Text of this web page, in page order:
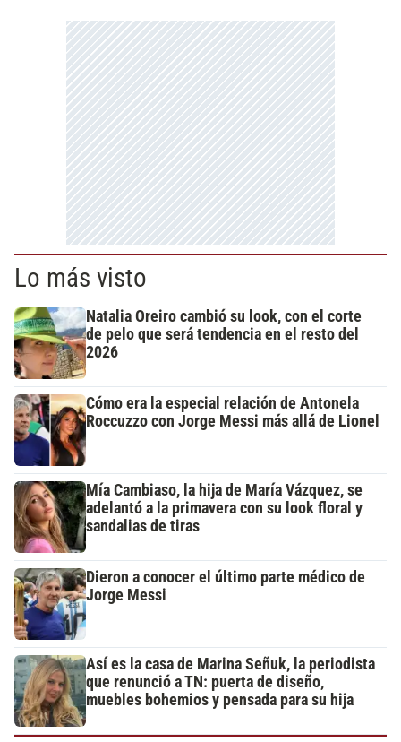
Lo más visto
Natalia Oreiro cambió su look, con el corte
de pelo que será tendencia en el resto del
2026
Cómo era la especial relación de Antonela
Roccuzzo con Jorge Messi más allá de Lionel
Mía Cambiaso, la hija de María Vázquez, se
adelantó a la primavera con su look floral y
sandalias de tiras
Dieron a conocer el último parte médico de
Jorge Messi
Así es la casa de Marina Señuk, la periodista
que renunció a TN: puerta de diseño,
muebles bohemios y pensada para su hija